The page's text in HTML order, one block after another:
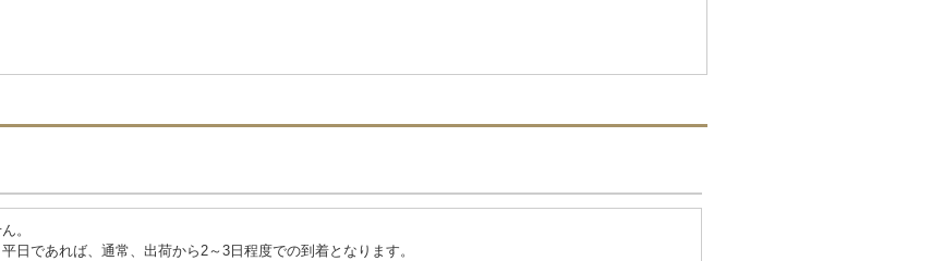
。
日であれば、通常、出荷から2～3日程度での到着となります。